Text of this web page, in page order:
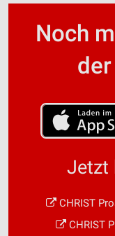
Noch
Jetzt
CHRIST
CHRIST